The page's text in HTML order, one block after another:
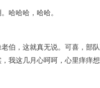
哈哈哈，哈哈。
，这就真无说。可喜，部
我这几月心呵呵，心里痒痒想